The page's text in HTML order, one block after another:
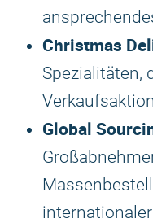
Christmas
Spezialitäten,
Global